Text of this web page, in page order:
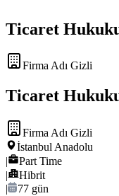
Ticaret
Firma Adı Gizli
Ticaret
Firma Adı Gizli
İstanbul Anadolu
|
Part Time
|
Hibrit
|
77 gün